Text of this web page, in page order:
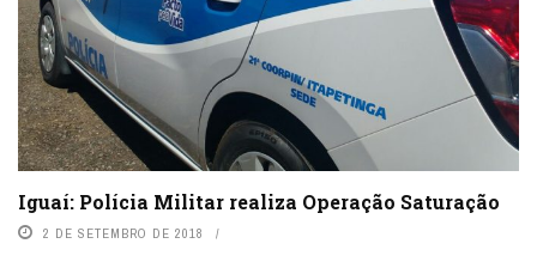
Iguaí: Polícia Militar realiza Operação Saturação
2 DE SETEMBRO DE 2018